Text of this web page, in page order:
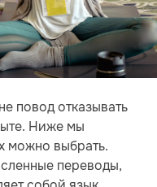
повод отказывать
Ниже мы
можно выбрать.
переводы,